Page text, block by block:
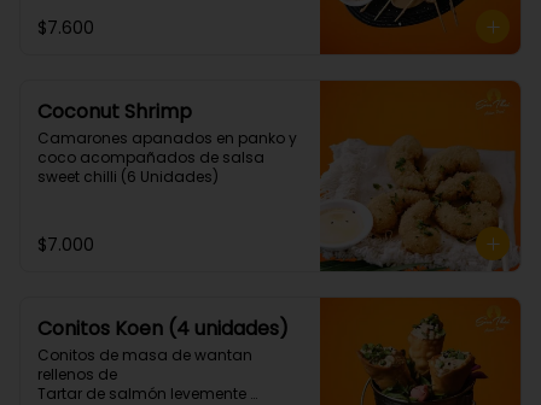
$7.600
Coconut Shrimp
Camarones apanados en panko y
coco acompañados de salsa
sweet chilli (6 Unidades)
$7.000
Conitos Koen (4 unidades)
Conitos de masa de wantan
rellenos de
Tartar de salmón levemente